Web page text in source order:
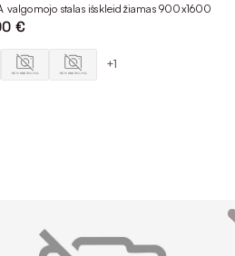
valgomojo stalas išskleidžiamas 900x1600
€
+1